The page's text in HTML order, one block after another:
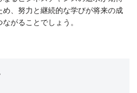
め、努力と継続的な学びが将来の成
がることでしょう。